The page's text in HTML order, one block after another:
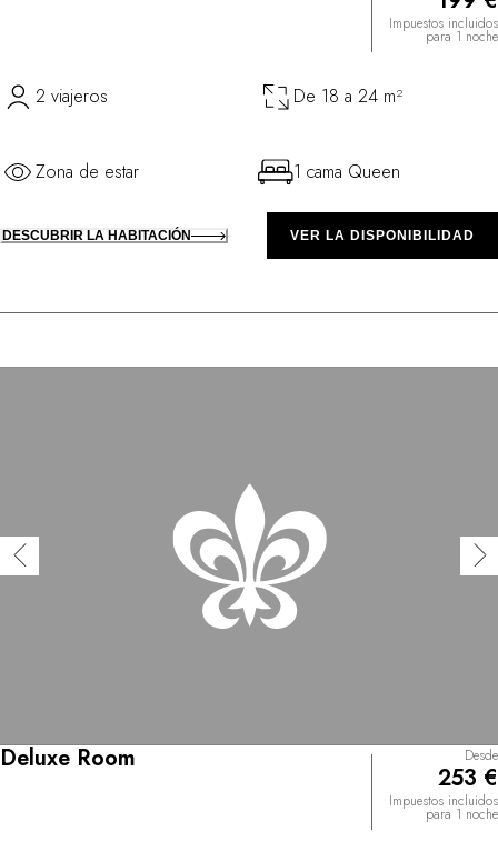
Impuestos incluidos
para 1 noche
2 viajeros De 18 a 24 m²
Zona de estar 1 cama Queen
DESCUBRIR LA HABITACIÓN VER LA DISPONIBILIDAD
Deluxe Room Desde
253 €
Impuestos incluidos
para 1 noche